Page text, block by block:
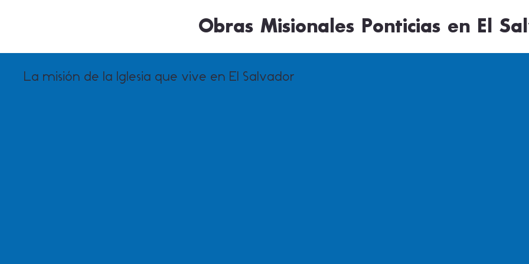
Obras Misionales Ponticias en El
La misión de la Iglesia que vive en El Salvador